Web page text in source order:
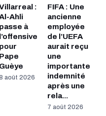
:
Ahli
passe à
l’offensive
pour
Pape
Guèye
août 2026
FIFA : Une
ancienne
employée
de l’UEFA
aurait reçu
une
importante
indemnité
après une
rela...
7 août 2026